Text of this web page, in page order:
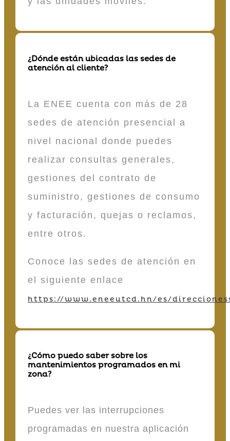
¿Dónde están ubicadas las sedes de
atención al cliente?
La ENEE cuenta con más de 28
sedes de atención presencial a
nivel nacional donde puedes
realizar consultas generales,
gestiones del contrato de
suministro, gestiones de consumo
y facturación, quejas o reclamos,
entre otros.
Conoce las sedes de atención en
el siguiente enlace
https://www.eneeutcd.hn/es/
¿Cómo puedo saber sobre los
mantenimientos programados en mi
zona?
Puedes ver las interrupciones
programadas en nuestra aplicación